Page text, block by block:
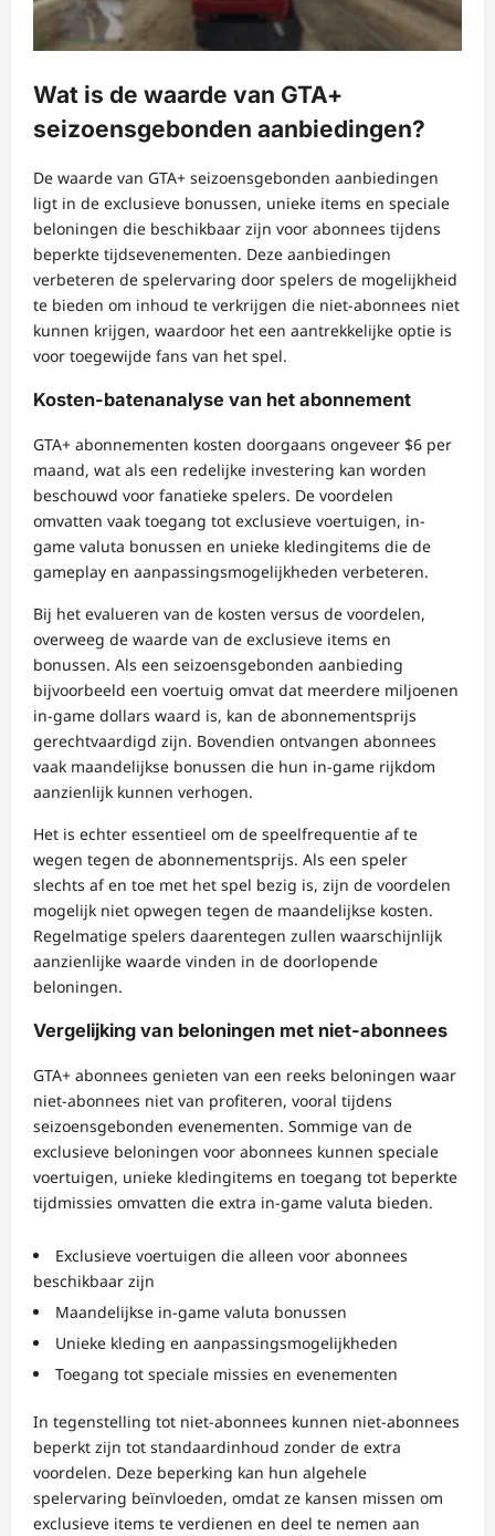
Wat is de waarde van GTA+
seizoensgebonden aanbiedingen?
De waarde van GTA+ seizoensgebonden aanbiedingen
ligt in de exclusieve bonussen, unieke items en speciale
beloningen die beschikbaar zijn voor abonnees tijdens
beperkte tijdsevenementen. Deze aanbiedingen
verbeteren de spelervaring door spelers de mogelijkheid
te bieden om inhoud te verkrijgen die niet-abonnees niet
kunnen krijgen, waardoor het een aantrekkelijke optie is
voor toegewijde fans van het spel.
Kosten-batenanalyse van het abonnement
GTA+ abonnementen kosten doorgaans ongeveer $6 per
maand, wat als een redelijke investering kan worden
beschouwd voor fanatieke spelers. De voordelen
omvatten vaak toegang tot exclusieve voertuigen, in-
game valuta bonussen en unieke kledingitems die de
gameplay en aanpassingsmogelijkheden verbeteren.
Bij het evalueren van de kosten versus de voordelen,
overweeg de waarde van de exclusieve items en
bonussen. Als een seizoensgebonden aanbieding
bijvoorbeeld een voertuig omvat dat meerdere miljoenen
in-game dollars waard is, kan de abonnementsprijs
gerechtvaardigd zijn. Bovendien ontvangen abonnees
vaak maandelijkse bonussen die hun in-game rijkdom
aanzienlijk kunnen verhogen.
Het is echter essentieel om de speelfrequentie af te
wegen tegen de abonnementsprijs. Als een speler
slechts af en toe met het spel bezig is, zijn de voordelen
mogelijk niet opwegen tegen de maandelijkse kosten.
Regelmatige spelers daarentegen zullen waarschijnlijk
aanzienlijke waarde vinden in de doorlopende
beloningen.
Vergelijking van beloningen met niet-abonnees
GTA+ abonnees genieten van een reeks beloningen waar
niet-abonnees niet van profiteren, vooral tijdens
seizoensgebonden evenementen. Sommige van de
exclusieve beloningen voor abonnees kunnen speciale
voertuigen, unieke kledingitems en toegang tot beperkte
tijdmissies omvatten die extra in-game valuta bieden.
Exclusieve voertuigen die alleen voor abonnees
beschikbaar zijn
Maandelijkse in-game valuta bonussen
Unieke kleding en aanpassingsmogelijkheden
Toegang tot speciale missies en evenementen
In tegenstelling tot niet-abonnees kunnen niet-abonnees
beperkt zijn tot standaardinhoud zonder de extra
voordelen. Deze beperking kan hun algehele
spelervaring beïnvloeden, omdat ze kansen missen om
exclusieve items te verdienen en deel te nemen aan